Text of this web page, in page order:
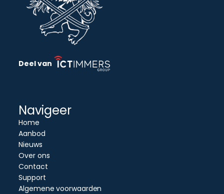
Deel van
Navigeer
Home
Aanbod
Nieuws
Over ons
Contact
Support
Algemene voorwaarden